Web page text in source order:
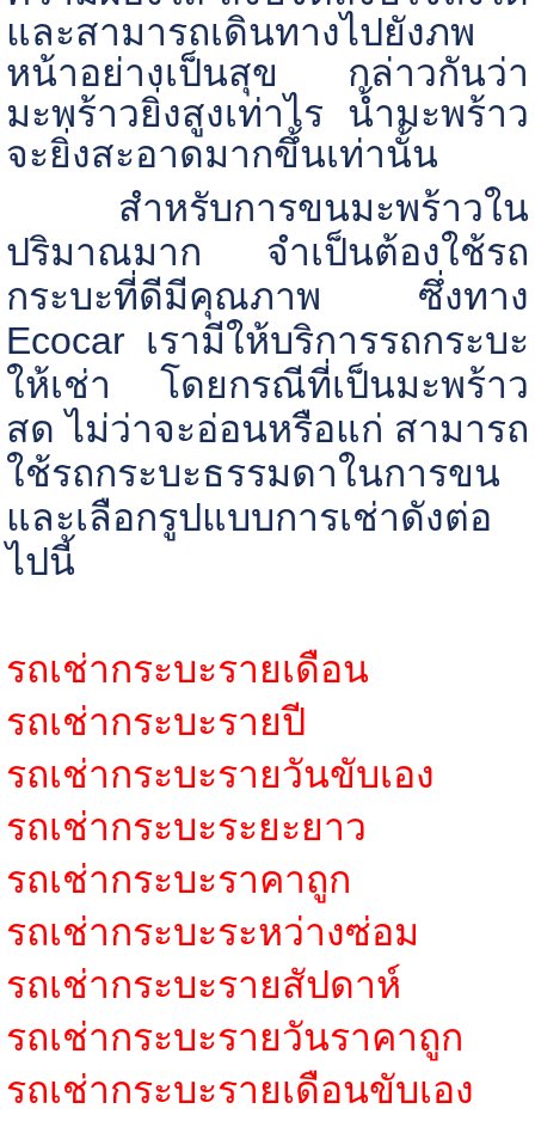
และสามารถเดินทางไปยังภพ
หน้าอย่างเป็นสุข กล่าวกันว่า
มะพร้าวยิ่งสูงเท่าไร น้ำมะพร้าว
จะยิ่งสะอาดมากขึ้นเท่านั้น
สำหรับการขนมะพร้าวใน
ปริมาณมาก จำเป็นต้องใช้รถ
กระบะที่ดีมีคุณภาพ ซึ่งทาง
Ecocarเรามีให้บริการรถกระบะ
ให้เช่า โดยกรณีที่เป็นมะพร้าว
สด ไม่ว่าจะอ่อนหรือแก่ สามารถ
ใช้รถกระบะธรรมดาในการขน
และเลือกรูปแบบการเช่าดังต่อ
ไปนี้
รถเช่ากระบะรายเดือน
รถเช่ากระบะรายปี
รถเช่ากระบะรายวันขับเอง
รถเช่ากระบะระยะยาว
รถเช่ากระบะราคาถูก
รถเช่ากระบะระหว่างซ่อม
รถเช่ากระบะรายสัปดาห์
รถเช่ากระบะรายวันราคาถูก
รถเช่ากระบะรายเดือนขับเอง